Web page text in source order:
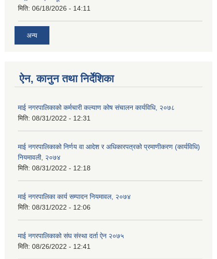
मिति: 06/18/2026 - 14:11
अन्य
ऐन, कानुन तथा निर्देशिका
माई नगरपालिकाको कर्मचारी कल्याण कोष संचालन कार्यविधि, २०७८
मिति: 08/31/2022 - 12:31
माई नगरपालिकाको निर्णय वा आदेश र अधिकारपत्रको प्रमाणीकरण (कार्यविधि)
नियमावली, २०७४
मिति: 08/31/2022 - 12:18
माई नगरपालिका कार्य सम्पादन नियमावल, २०७४
मिति: 08/31/2022 - 12:06
माई नगरपालिकाको संघ संस्था दर्ता ऐन २०७५
मिति: 08/26/2022 - 12:41